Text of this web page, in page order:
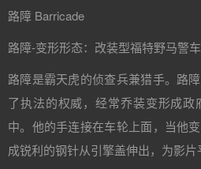
路障 Barricade
路障-变形形态：改装型福特野马警车
路障是霸天虎的侦查兵兼猎手。路
了执法的权威，经常乔装变形成
中。他的手连接在车轮上面，当他
成锐利的钢针从引擎盖伸出，为影片